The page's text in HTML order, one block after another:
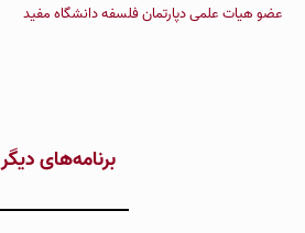
عضو هیات علمی دپارتمان فلسفه دانشگاه مفید
برنامه‌های دیگر